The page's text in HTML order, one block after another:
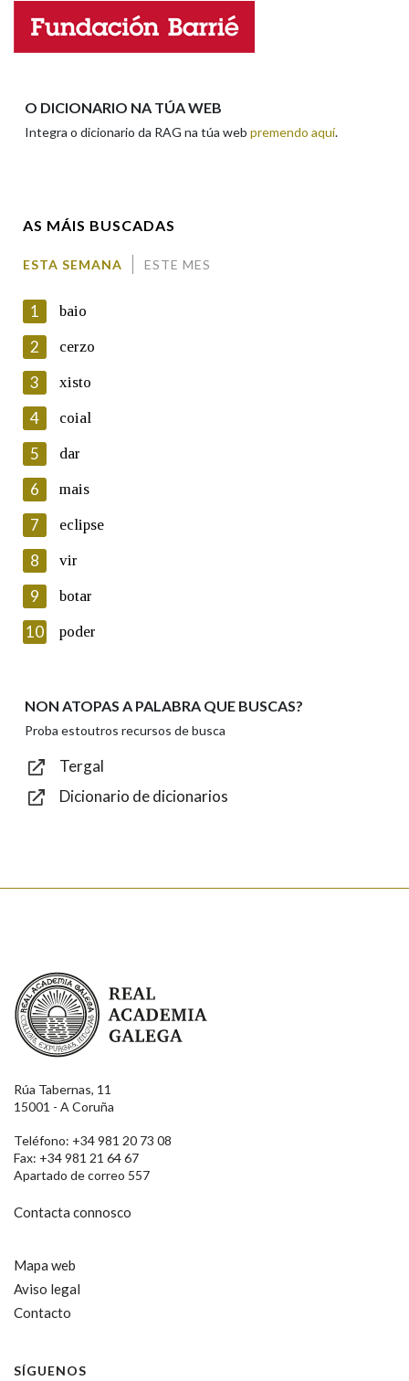
Nome
En cumprimento da normativa vixente en materia de
Protección de Datos de Carácter Persoal, a Real Academia
Galega informa a aqueles usuarios que faciliten o seu correo
electrónico, así como calquera outra información de carácter
persoal, que estes datos serán obxecto de tratamento
automatizado de carácter confidencial e incorporados aos seus
ficheiros informáticos. Así mesmo, os usuarios poderán exercer o
seu dereito de acceso, rectificación, oposición e cancelación dos
seus datos poñéndose en contacto connosco.
Lin e acepto as condicións da política de
Introduce o código que aparece na imaxe:
Texto de verificación
O DICIONARIO NA TÚA WEB
Integra o dicionario da RAG na túa web premendo aquí.
AS MÁIS BUSCADAS
ESTA SEMANA ESTE MES
1 baio
2 cerzo
3 xisto
4 coial
5 dar
6 mais
7 eclipse
8 vir
9 botar
10 poder
NON ATOPAS A PALABRA QUE BUSCAS?
Proba estoutros recursos de busca
Tergal
Dicionario de dicionarios
Real Academia Galega
Rúa Tabernas, 11
15001 - A Coruña
Teléfono: +34 981 20 73 08
Fax: +34 981 21 64 67
Apartado de correo 557
Contacta connosco
Mapa web
Aviso legal
Contacto
SÍGUENOS